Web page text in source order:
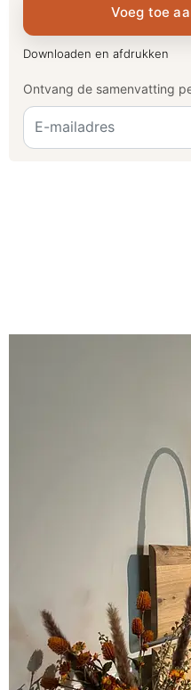
Voeg toe
Downloaden en afdrukken
Ontvang de samenvatting